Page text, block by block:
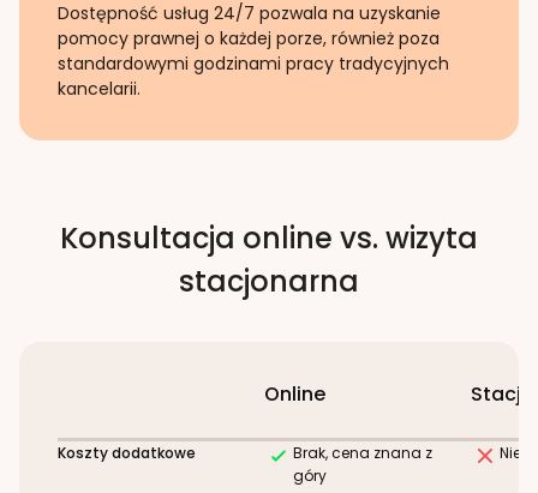
Dostępność usług 24/7 pozwala na uzyskanie
pomocy prawnej o każdej porze, również poza
standardowymi godzinami pracy tradycyjnych
kancelarii.
Konsultacja online vs. wizyta
stacjonarna
Online
Koszty dodatkowe
Brak, cena znana z
góry